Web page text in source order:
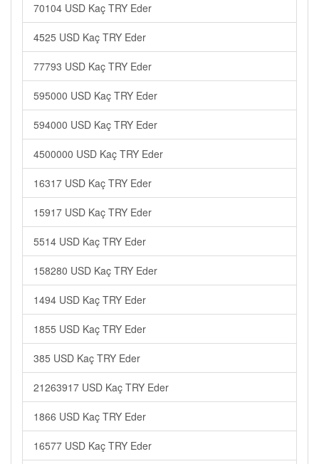
70104 USD Kaç TRY Eder
4525 USD Kaç TRY Eder
77793 USD Kaç TRY Eder
595000 USD Kaç TRY Eder
594000 USD Kaç TRY Eder
4500000 USD Kaç TRY Eder
16317 USD Kaç TRY Eder
15917 USD Kaç TRY Eder
5514 USD Kaç TRY Eder
158280 USD Kaç TRY Eder
1494 USD Kaç TRY Eder
1855 USD Kaç TRY Eder
385 USD Kaç TRY Eder
21263917 USD Kaç TRY Eder
1866 USD Kaç TRY Eder
16577 USD Kaç TRY Eder